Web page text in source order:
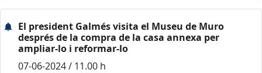
El president Galmés visita el Museu de Muro
després de la compra de la casa annexa per
ampliar-lo i reformar-lo
07-06-2024 / 11.00 h